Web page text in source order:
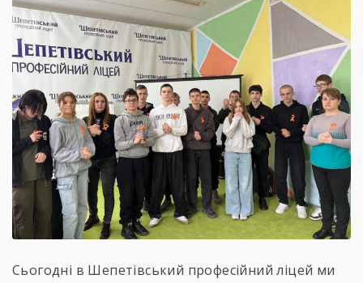
Сьогодні в Шепетівський професійний ліцей ми